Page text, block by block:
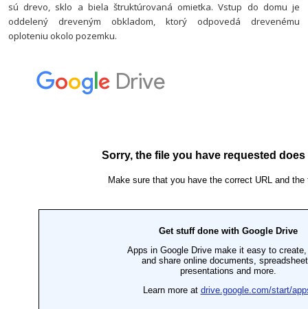
sú drevo, sklo a biela štruktúrovaná omietka. Vstup do domu je
oddelený dreveným obkladom, ktorý odpovedá drevenému
oploteniu okolo pozemku.